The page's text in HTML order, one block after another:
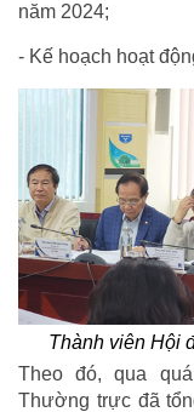
năm 2024;
- Kế hoạch hoạt
Thành viên Hội
Theo đó, qua
Thường trực đã